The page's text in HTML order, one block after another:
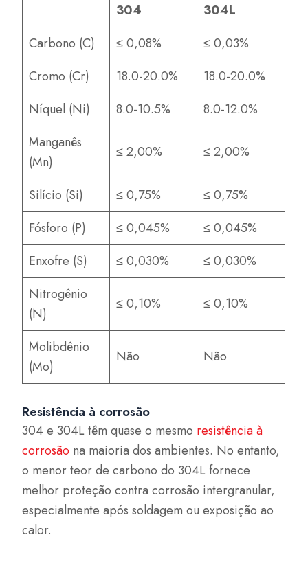
304
304L
Carbono (C)
≤ 0,08%
≤ 0,03%
Cromo (Cr)
18.0-20.0%
18.0-20.0%
Níquel (Ni)
8.0-10.5%
8.0-12.0%
Manganês
(Mn)
≤ 2,00% ≤ 2,00%
Silício (Si) ≤ 0,75%
≤ 0,75%
Fósforo (P)
≤ 0,045%
≤ 0,045%
Enxofre (S)
≤ 0,030%
≤ 0,030%
Nitrogênio
(N)
≤ 0,10% ≤ 0,10%
Molibdênio
(Mo)
Não Não
Resistência à corrosão
304 e 304L têm quase o mesmo resistência à
corrosão na maioria dos ambientes. No entanto,
o menor teor de carbono do 304L fornece
melhor proteção contra corrosão intergranular,
especialmente após soldagem ou exposição ao
calor.